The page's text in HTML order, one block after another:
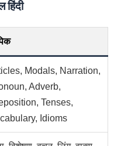
Modals, Narration,
Adverb,
Tenses,
Idioms